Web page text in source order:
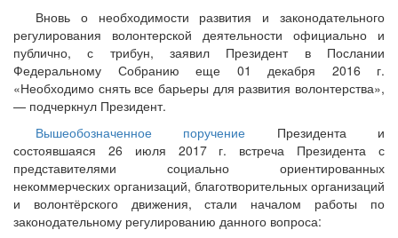
Вновь о необходимости развития и законодательного
регулирования волонтерской деятельности официально и
публично, с трибун, заявил Президент в Послании
Федеральному Собранию еще 01 декабря 2016 г.
«Необходимо снять все барьеры для развития волонтерства»,
— подчеркнул Президент.
Вышеобозначенное поручение Президента и
состоявшаяся 26 июля 2017 г. встреча Президента с
представителями социально ориентированных
некоммерческих организаций, благотворительных организаций
и волонтёрского движения, стали началом работы по
законодательному регулированию данного вопроса: